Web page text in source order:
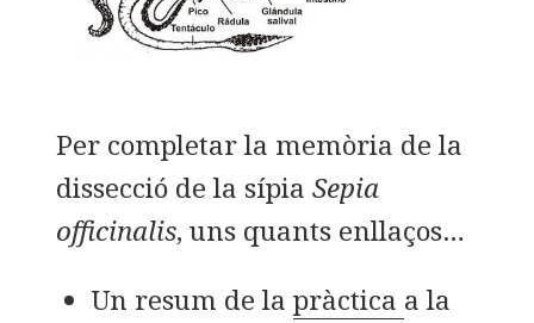
Per completar la memòria de la
dissecció de la sípiaSepia
officinalis, uns quants enllaços…
Un resum de lapràctica a la